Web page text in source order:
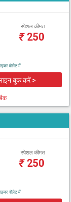
स्पेशल कीमत
₹250
वॉलेट में
बुक करें >
स्पेशल कीमत
₹250
वॉलेट में